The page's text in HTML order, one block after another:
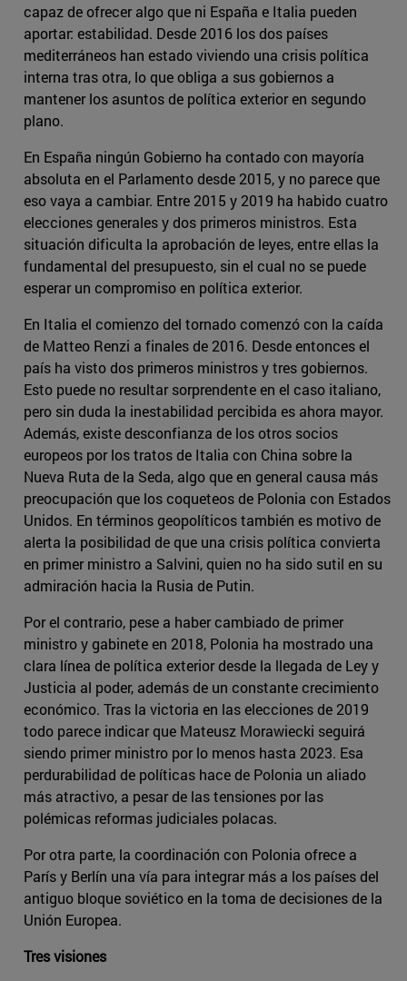
capaz de ofrecer algo que ni España e Italia pueden
aportar: estabilidad. Desde 2016 los dos países
mediterráneos han estado viviendo una crisis política
interna tras otra, lo que obliga a sus gobiernos a
mantener los asuntos de política exterior en segundo
plano.
En España ningún Gobierno ha contado con mayoría
absoluta en el Parlamento desde 2015, y no parece que
eso vaya a cambiar. Entre 2015 y 2019 ha habido cuatro
elecciones generales y dos primeros ministros. Esta
situación dificulta la aprobación de leyes, entre ellas la
fundamental del presupuesto, sin el cual no se puede
esperar un compromiso en política exterior.
En Italia el comienzo del tornado comenzó con la caída
de Matteo Renzi a finales de 2016. Desde entonces el
país ha visto dos primeros ministros y tres gobiernos.
Esto puede no resultar sorprendente en el caso italiano,
pero sin duda la inestabilidad percibida es ahora mayor.
Además, existe desconfianza de los otros socios
europeos por los tratos de Italia con China sobre la
Nueva Ruta de la Seda, algo que en general causa más
preocupación que los coqueteos de Polonia con Estados
Unidos. En términos geopolíticos también es motivo de
alerta la posibilidad de que una crisis política convierta
en primer ministro a Salvini, quien no ha sido sutil en su
admiración hacia la Rusia de Putin.
Por el contrario, pese a haber cambiado de primer
ministro y gabinete en 2018, Polonia ha mostrado una
clara línea de política exterior desde la llegada de Ley y
Justicia al poder, además de un constante crecimiento
económico. Tras la victoria en las elecciones de 2019
todo parece indicar que Mateusz Morawiecki seguirá
siendo primer ministro por lo menos hasta 2023. Esa
perdurabilidad de políticas hace de Polonia un aliado
más atractivo, a pesar de las tensiones por las
polémicas reformas judiciales polacas.
Por otra parte, la coordinación con Polonia ofrece a
París y Berlín una vía para integrar más a los países del
antiguo bloque soviético en la toma de decisiones de la
Unión Europea.
Tres visiones